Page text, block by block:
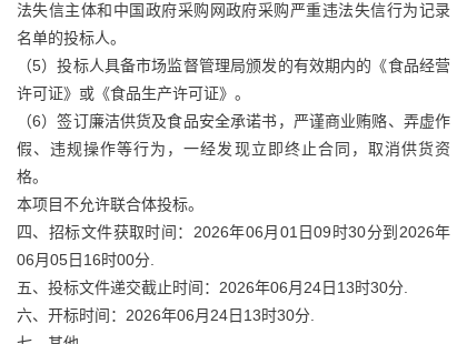
法失信主体和中国政府采购网政府采购严重违法失信行为记录
名单的投标人。
（5）投标人具备市场监督管理局颁发的有效期内的《食品经营
许可证》或《食品生产许可证》。
（6）签订廉洁供货及食品安全承诺书，严谨商业贿赂、弄虚作
假、违规操作等行为，一经发现立即终止合同，取消供货资
格。
本项目不允许联合体投标。
四、招标文件获取时间：2026年06月01日09时30分到2026年
06月05日16时00分.
五、投标文件递交截止时间：2026年06月24日13时30分.
六、开标时间：2026年06月24日13时30分.